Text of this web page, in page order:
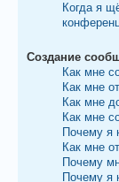
Когда я
Создание
Как мне
Как мне
Как мне
Как мне
Почему я
Как мне
Почему
Почему я